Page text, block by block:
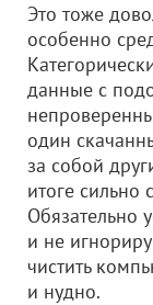
Это тоже
особенно
данные с
один
за собой
итоге сильно
Обязательно
и не
чистить
и нудно.